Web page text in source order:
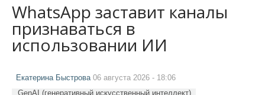
WhatsApp заставит каналы
признаваться в
использовании ИИ
Екатерина Быстрова06 августа 2026 - 18:06
GenAI (генеративный искусственный интеллект)